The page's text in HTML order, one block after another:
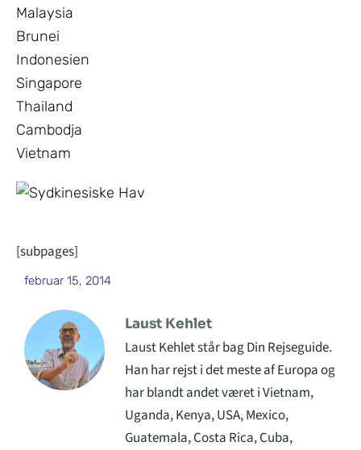
Malaysia
Brunei
Indonesien
Singapore
Thailand
Cambodja
Vietnam
[subpages]
februar 15, 2014
Laust Kehlet
Laust Kehlet står bag Din Rejseguide.
Han har rejst i det meste af Europa og
har blandt andet været i Vietnam,
Uganda, Kenya, USA, Mexico,
Guatemala, Costa Rica, Cuba,